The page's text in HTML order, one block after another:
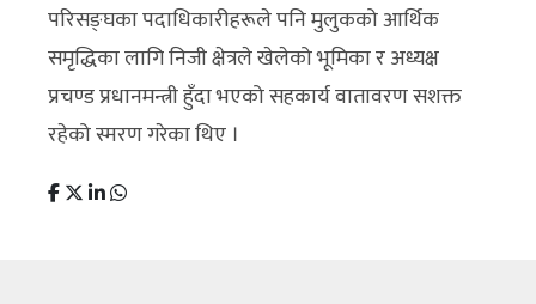
परिसङ्घका पदाधिकारीहरूले पनि मुलुकको आर्थिक
समृद्धिका लागि निजी क्षेत्रले खेलेको भूमिका र अध्यक्ष
प्रचण्ड प्रधानमन्त्री हुँदा भएको सहकार्य वातावरण सशक्त
रहेको स्मरण गरेका थिए ।